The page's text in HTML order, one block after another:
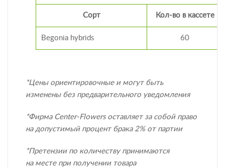
Сорт Кол-во в кассете
Begonia hybrids 60
*Цены ориентировочные и могут быть
изменены без предварительного уведомления
*Фирма Center-Flowers оставляет за собой право
на допустимый процент брака 2% от партии
*Претензии по количеству принимаются
на месте при получении товара